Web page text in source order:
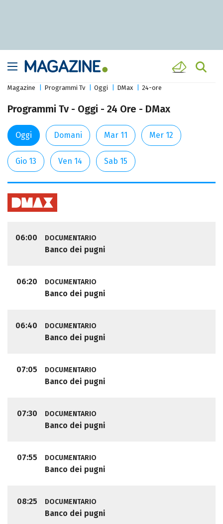
Magazine Programmi Tv Oggi DMax 24-ore
Programmi Tv - Oggi - 24 Ore - DMax
Oggi Domani Mar 11 Mer 12
Gio 13 Ven 14 Sab 15
06:00 DOCUMENTARIO
Banco dei pugni
06:20 DOCUMENTARIO
Banco dei pugni
06:40 DOCUMENTARIO
Banco dei pugni
07:05 DOCUMENTARIO
Banco dei pugni
07:30 DOCUMENTARIO
Banco dei pugni
07:55 DOCUMENTARIO
Banco dei pugni
08:25 DOCUMENTARIO
Banco dei pugni